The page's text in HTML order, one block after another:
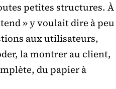
petites structures. À
» y voulait dire à peu
aux utilisateurs,
la montrer au client,
du papier à